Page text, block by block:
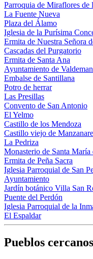
Parroquia de Miraflores de
La Fuente Nueva
Plaza del Álamo
Iglesia de la Purísima
Ermita de Nuestra Señora
Cascadas del Purgatorio
Ermita de Santa Ana
Ayuntamiento de
Embalse de Santillana
Potro de herrar
Las Presillas
Convento de San Antonio
El Yelmo
Castillo de los Mendoza
Castillo viejo de
La Pedriza
Monasterio de Santa María
Ermita de Peña Sacra
Iglesia Parroquial de San
Ayuntamiento
Jardín botánico Villa San
Puente del Perdón
Iglesia Parroquial de la
El Espaldar
Pueblos cercanos